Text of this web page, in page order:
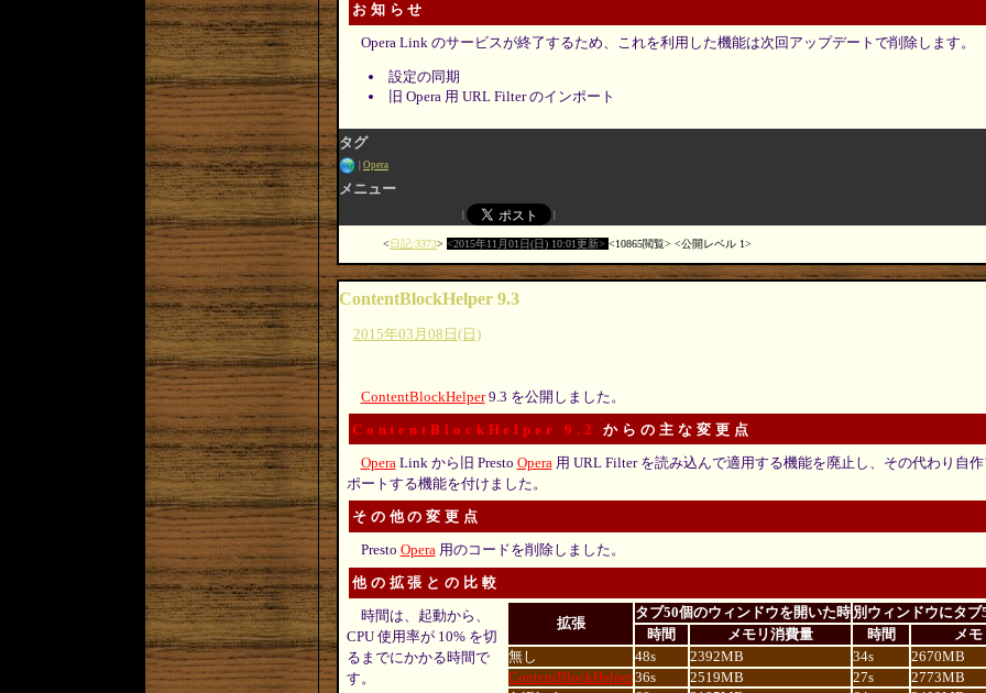
お知らせ
Opera Link のサービスが終了するため、これを利用した機能は次回アップデートで削除します。
設定の同期
旧 Opera 用 URL Filter のインポート
タグ
Opera
メニュー
日記:3373 2015年11月01日(日) 10:01更新 10865閲覧 公開レベル 1
ContentBlockHelper 9.3
2015年03月08日(日)
ContentBlockHelper9.3 を公開しました。
ContentBlockHelper 9.2 からの主な変更点
Opera Link から旧 Presto Opera 用 URL Filter を読み込んで適用する機能を廃止し、その代わり自
ポートする機能を付けました。
その他の変更点
Presto Opera用のコードを削除しました。
他の拡張との比較
拡張
タブ50個のウィンドウを開いた時 別ウィンドウにタ
時間
メモリ消費量 時間
メ
無し
48s 2392MB 34s
2670MB
ContentBlockHelper36s 2519MB 27s
2773MB
時間は、起動から、
CPU 使用率が 10% を切
るまでにかかる時間で
す。